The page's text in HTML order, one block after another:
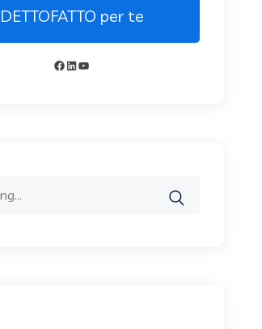
DETTOFATTO per te
Facebook
LinkedIn
YouTube